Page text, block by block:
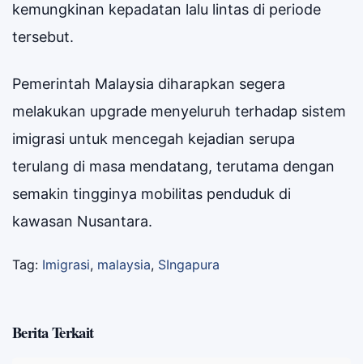
kemungkinan kepadatan lalu lintas di periode
tersebut.
Pemerintah Malaysia diharapkan segera
melakukan upgrade menyeluruh terhadap sistem
imigrasi untuk mencegah kejadian serupa
terulang di masa mendatang, terutama dengan
semakin tingginya mobilitas penduduk di
kawasan Nusantara.
Tag: Imigrasi, malaysia, SIngapura
Berita Terkait